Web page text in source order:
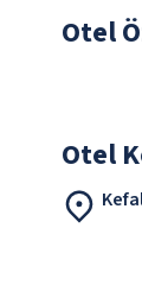
Otel
Otel